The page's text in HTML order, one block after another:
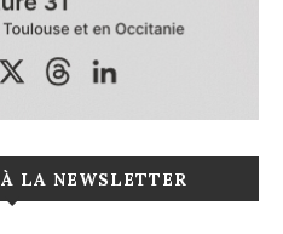
LA NEWSLETTER